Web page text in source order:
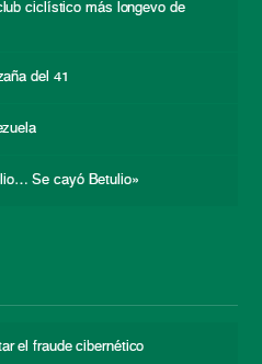
ciclístico más longevo de
del 41
Se cayó Betulio»
el fraude cibernético